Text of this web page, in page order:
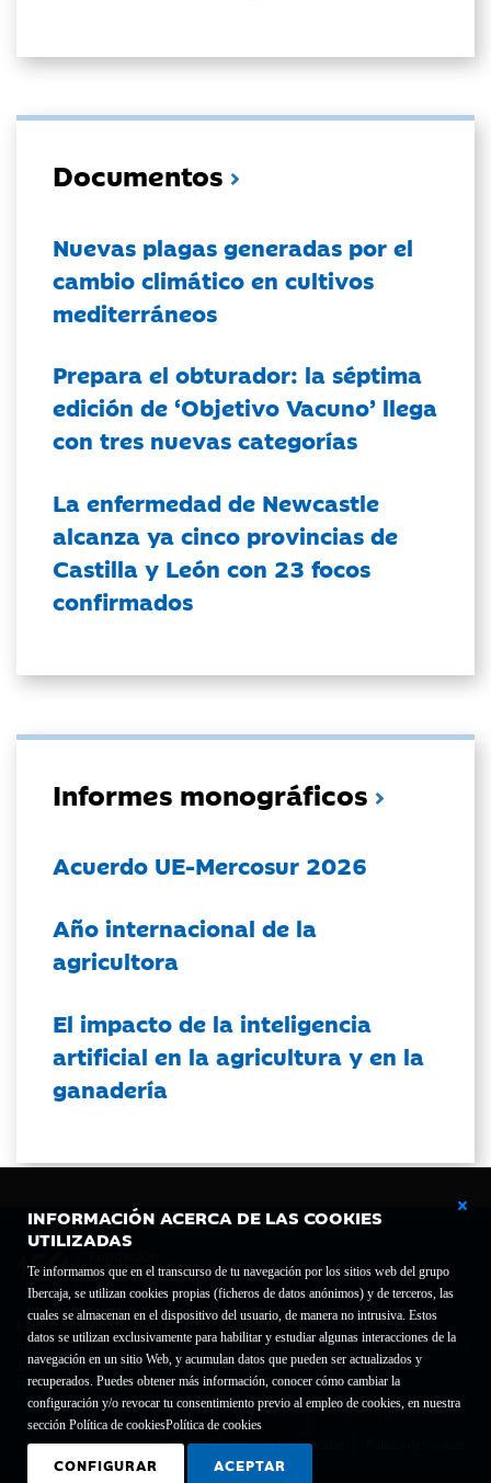
INFORMACIÓN ACERCA DE LAS COOKIES
UTILIZADAS
Te informamos que en el transcurso de tu navegación por los sitios web del grupo
Ibercaja, se utilizan cookies propias (ficheros de datos anónimos) y de terceros, las
cuales se almacenan en el dispositivo del usuario, de manera no intrusiva. Estos
datos se utilizan exclusivamente para habilitar y estudiar algunas interacciones de la
navegación en un sitio Web, y acumulan datos que pueden ser actualizados y
recuperados. Puedes obtener más información, conocer cómo cambiar la
configuración y/o revocar tu consentimiento previo al empleo de cookies, en nuestra
sección Política de cookiesPolítica de cookies
CONFIGURAR ACEPTAR
Documentos
Nuevas plagas generadas por el
cambio climático en cultivos
mediterráneos
Prepara el obturador: la séptima
edición de ‘Objetivo Vacuno’ llega
con tres nuevas categorías
La enfermedad de Newcastle
alcanza ya cinco provincias de
Castilla y León con 23 focos
confirmados
Informes monográficos
Acuerdo UE-Mercosur 2026
Año internacional de la
agricultora
El impacto de la inteligencia
artificial en la agricultura y en la
ganadería
Fundación Bancaria Ibercaja C.I.F. G-50000652.
Inscrita en el Registro de Fundaciones del Mº de Educación, Cultura y Deporte con el nº
1689.
Domicilio social: Joaquín Costa, 13. 50001 Zaragoza.
Contacto
Declaración de accesibilidad
Aviso legal Política de privacidad